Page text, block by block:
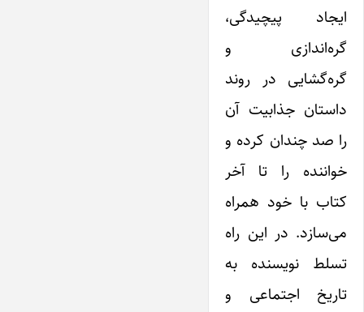
ایجاد پیچیدگی،
گره‌اندازی و
گره‌گشایی در روند
داستان جذابیت آن
را صد چندان کرده و
خواننده را تا آخر
کتاب با خود همراه
می‌سازد. در این راه
تسلط نویسنده به
تاریخ اجتماعی و